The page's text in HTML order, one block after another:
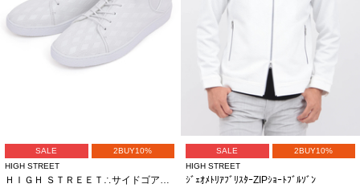
SALE
2BUY10%
HIGH STREET
ＨＩＧＨ ＳＴＲＥＥＴ∴サイドゴアハイカットカタオシドレススニーカー
SALE
2BUY10%
HIGH STREET
ｼﾞｪｵﾒﾄﾘｱﾌﾞﾘｽﾀｰZIPｼｮｰﾄﾌﾞﾙｿﾞﾝ